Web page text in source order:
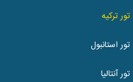
تور ترکیه
تور استانبول
تور آنتالیا